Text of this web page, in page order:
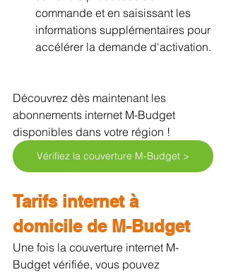
commande et en saisissant les
informations supplémentaires pour
accélérer la demande d'activation.
Découvrez dès maintenant les
abonnements internet M-Budget
disponibles dans votre région !
Vérifiez la couverture M-Budget >
Tarifs internet à
domicile de M-Budget
Une fois la couverture internet M-
Budget vérifiée, vous pouvez